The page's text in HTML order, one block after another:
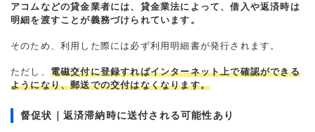
アコムなどの貸金業者には、貸金業法によって、借入や返済時は
明細を渡すことが義務づけられています。
そのため、利用した際には必ず利用明細書が発行されます。
ただし、 電磁交付に登録すればインターネット上で確認ができる
ようになり、郵送での交付はなくなります。
督促状｜返済滞納時に送付される可能性あり